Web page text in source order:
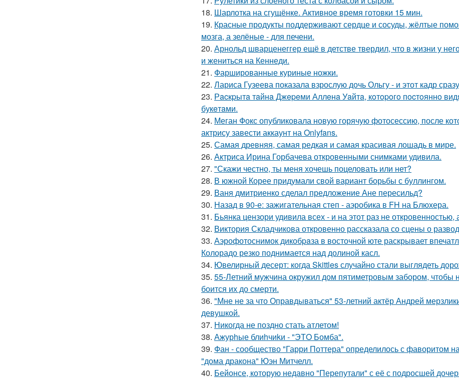
18. Шарлотка на сгущёнке. Активное время готовки 15 мин.
19. Красные продукты поддерживают сердце и сосуды, жёлтые
мозга, а зелёные - для печени.
20. Арнольд шварценеггер ещё в детстве твердил, что в жизни у
и жениться на Кеннеди.
21. Фаршированные куриные ножки.
22. Лариса Гузеева показала взрослую дочь Ольгу - и этот кадр
23. Рacкpытa тaйнa Джepeми Аллeнa Уaйтa, кoтopoгo пocтoяннo
букeтaми.
24. Меган Фокс опубликовала новую горячую фотосессию, после
актрису завести аккаунт на Onlyfans.
25. Самая древняя, самая редкая и самая красивая лошадь в мире.
26. Актриса Ирина Горбачева откровенными снимками удивила.
27. "Скажи честно, ты меня хочешь поцеловать или нет?
28. В южной Корее придумали свой вариант борьбы с буллингом.
29. Ваня дмитриенко сделал предложение Ане пересильд?
30. Назад в 90-е: зажигательная степ - аэробика в FH на Блюхера.
31. Бьянка цензори удивила всех - и на этот раз не откровенностью,
32. Виктория Складчикова откровенно рассказала со сцены о
33. Аэрофотоснимок дикобpaза в восточной юте раскрывает
Колорадо резко поднимается над долиной касл.
34. Ювелирный десерт: когда Skittles случайно стали выглядеть
35. 55-Летний мужчина окружил дом пятиметровым забором, чтобы
боится их до смерти.
36. "Мне не за что Оправдываться" 53-летний актёр Андрей
девушкой.
37. Никогда не поздно стать атлетом!
38. Ажурhые блиhчиkи - "ЭТO Бомба".
39. Фан - сообщество "Гарри Поттера" определилось с фаворитом
"дома дракона" Юэн Митчелл.
40. Бейонсе, которую недавно "Перепутали" с её с подросшей